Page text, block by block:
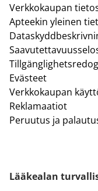
Verkkokaupan
Apteekin yleinen
Evästeet
Verkkokaupan
Reklamaatiot
Peruutus ja
Lääkealan